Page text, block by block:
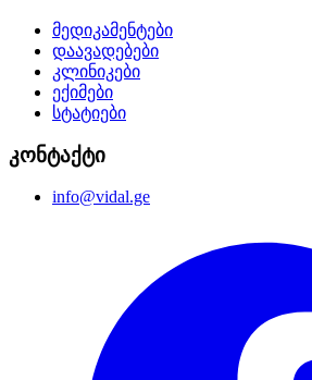
მედიკამენტები
დაავადებები
კლინიკები
ექიმები
სტატიები
კონტაქტი
info@vidal.ge